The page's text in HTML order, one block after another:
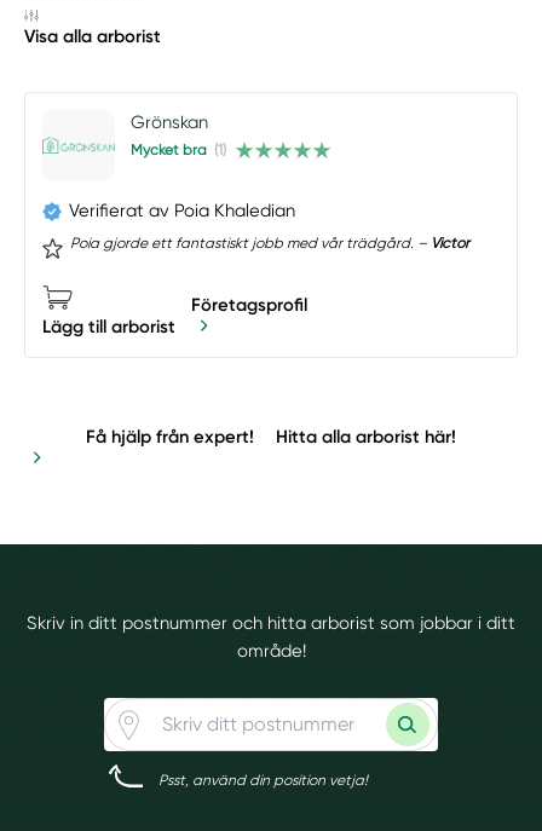
Visa alla arborist
Grönskan
Mycket bra (1)
Verifierat av Poia Khaledian
Poia gjorde ett fantastiskt jobb med vår trädgård. – Victor
Lägg till arborist
Företagsprofil
Få hjälp från expert! Hitta alla arborist här!
Skriv in ditt postnummer och hitta arborist som jobbar i ditt
område!
Psst, använd din position vetja!